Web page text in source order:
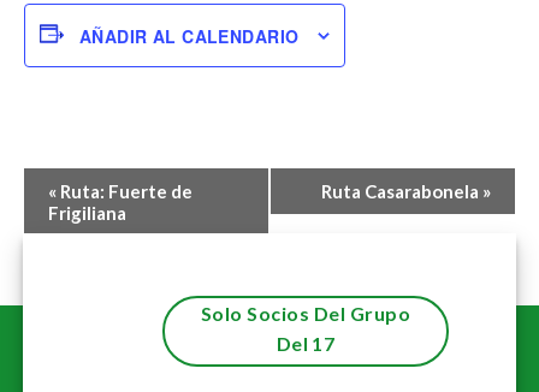
AÑADIR AL CALENDARIO
Navegación
del
« Ruta: Fuerte de
Frigiliana
Ruta Casarabonela »
Solo Socios Del Grupo
Del 17